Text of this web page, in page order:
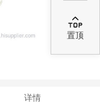

置顶
详情